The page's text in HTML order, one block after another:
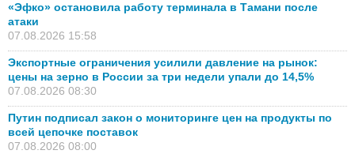
«Эфко» остановила работу терминала в Тамани после
атаки
07.08.2026 15:58
Экспортные ограничения усилили давление на рынок:
цены на зерно в России за три недели упали до 14,5%
07.08.2026 08:30
Путин подписал закон о мониторинге цен на продукты по
всей цепочке поставок
07.08.2026 08:00